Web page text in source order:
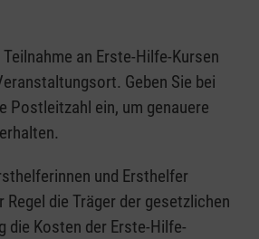
an Erste-Hilfe-Kursen
Geben Sie bei
Postleitzahl ein, um genauere
und Ersthelfer
Regel die Träger der gesetzlichen
die Kosten der Erste-Hilfe-